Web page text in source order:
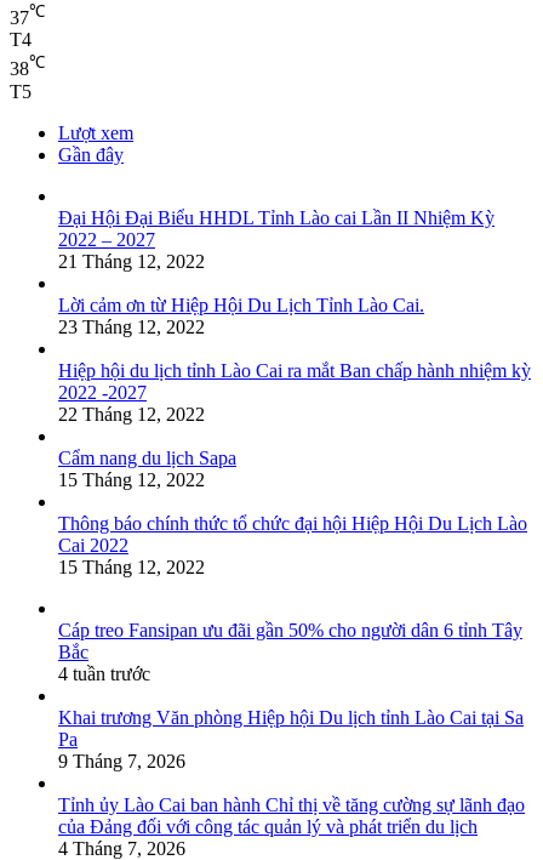
37℃
T4
38℃
T5
Lượt xem
Gần đây
Đại Hội Đại Biểu HHDL Tỉnh Lào cai Lần II Nhiệm Kỳ
2022 – 2027
21 Tháng 12, 2022
Lời cảm ơn từ Hiệp Hội Du Lịch Tỉnh Lào Cai.
23 Tháng 12, 2022
Hiệp hội du lịch tỉnh Lào Cai ra mắt Ban chấp hành nhiệm kỳ
2022 -2027
22 Tháng 12, 2022
Cẩm nang du lịch Sapa
15 Tháng 12, 2022
Thông báo chính thức tổ chức đại hội Hiệp Hội Du Lịch Lào
Cai 2022
15 Tháng 12, 2022
Cáp treo Fansipan ưu đãi gần 50% cho người dân 6 tỉnh Tây
Bắc
4 tuần trước
Khai trương Văn phòng Hiệp hội Du lịch tỉnh Lào Cai tại Sa
Pa
9 Tháng 7, 2026
Tỉnh ủy Lào Cai ban hành Chỉ thị về tăng cường sự lãnh đạo
của Đảng đối với công tác quản lý và phát triển du lịch
4 Tháng 7, 2026